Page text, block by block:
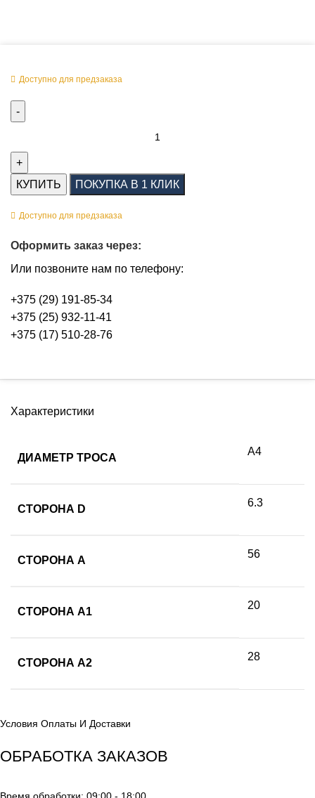
Доступно для предзаказа
КУПИТЬ ПОКУПКА В 1 КЛИК
Доступно для предзаказа
Оформить заказ через:
Или позвоните нам по телефону:
+375 (29) 191-85-34
+375 (25) 932-11-41
+375 (17) 510-28-76
Характеристики
ДИАМЕТР ТРОСА
А4
СТОРОНА D
6.3
СТОРОНА А
56
СТОРОНА A1
20
СТОРОНА A2
28
Условия Оплаты И Доставки
ОБРАБОТКА ЗАКАЗОВ
Время обработки: 09:00 - 18:00